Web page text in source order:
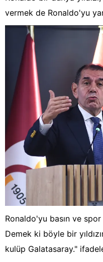
vermek de Ronaldo'yu
Ronaldo'yu basın ve
Demek ki böyle bir
kulüp Galatasaray."